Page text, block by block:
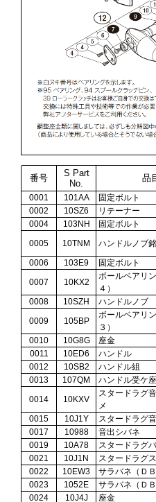
番号
S Part
No.
品
0001 101AA 固定ボルト
0002
10SZ6 リテーナー
0004
103NH 固定ボルト
0005
10TNM ハンドルノブ
0006
103E9 固定ボルト
0007
10KX2
ボールベアリ
４）
0008
10SZH ハンドルノブ
0009
105BP
ボールベアリ
３）
0010
10G8G 座金
0011
10ED6 ハンドル
0012
10SB2 ハンドル組
0013
107QM ハンドル受ケ
0014
10KXV
スタードラグ
メ
0015
10J1Y スタードラグ
0017
10988 音出シバネ
0019
10A78 スタードラグ
0021
10J1N スタードラグ
0022
10EW3 サラバネ（ＤＢ
0023
1052E サラバネ（ＤＢ
0024
10J4J 座金